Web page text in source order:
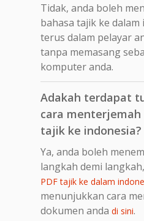
Tidak, anda boleh
bahasa tajik ke dalam
terus dalam pelayar
tanpa memasang
komputer anda.
Adakah terdapat
cara menterjemah
tajik ke indonesia?
Ya, anda boleh
langkah demi langkah,
PDF tajik ke dalam
menunjukkan cara
dokumen anda di sini.